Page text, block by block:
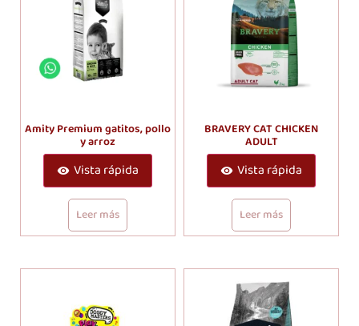
Amity Premium gatitos, pollo
y arroz
Vista rápida
Leer más
BRAVERY CAT CHICKEN
ADULT
Vista rápida
Leer más